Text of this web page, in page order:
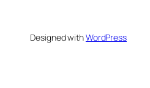
Designed withWordPress